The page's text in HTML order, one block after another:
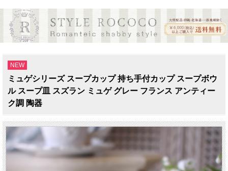
NEW
ミュゲシリーズ スープカップ 持ち手付カップ スープボウ
ル スープ皿 スズラン ミュゲ グレー フランス アンティー
ク調 陶器